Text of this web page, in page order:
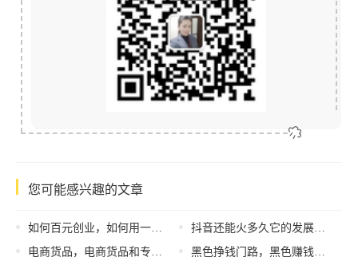
您可能感兴趣的文章
如何百元创业，如何用一百元创业？
电商货品，电商货品和专柜货品有什么区别？
抖音还能火多久它的发展趋势如何，抖音还能火多久它的发展趋势如何？
黑色挣钱门路，黑色赚钱门路？